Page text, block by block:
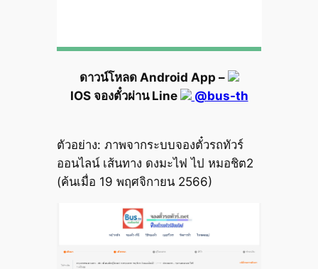
ดาวน์โหลด Android App –
IOS จองตั๋วผ่าน Line
@bus-th
ตัวอย่าง: ภาพจากระบบจองตั๋วรถทัวร์
ออนไลน์ เส้นทาง ดงมะไฟ ไป หมอชิต2
(ค้นเมื่อ 19 พฤศจิกายน 2566)